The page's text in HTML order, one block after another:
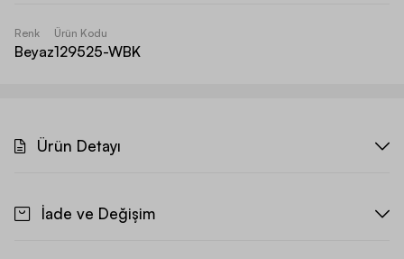
Renk
Beyaz
Ürün Kodu
129525-WBK
Ürün Detayı
İade ve Değişim